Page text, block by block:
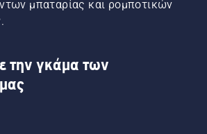
μπαταρίας και ρομποτικών
την γκάμα των